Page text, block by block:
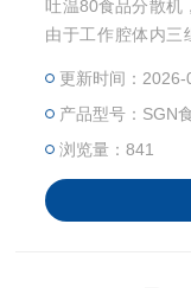
吐温80食品分散机
由于工作腔体内三
合液稳定性更好。
应用。该系列中不
率，非常易于扩大
SPGRSING一样
药生产。
更新时间：2026-
产品型号：SGN
浏览量：841